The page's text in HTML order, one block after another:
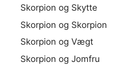
Skorpion og Skytte
Skorpion og Skorpion
Skorpion og Vægt
Skorpion og Jomfru